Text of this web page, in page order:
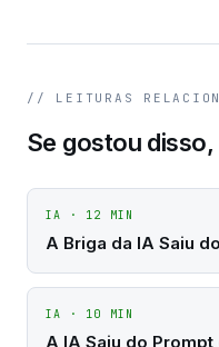
// LEITURAS
Se gostou disso,
IA · 12 MIN
A Briga da IA Saiu
IA · 10 MIN
A IA Saiu do